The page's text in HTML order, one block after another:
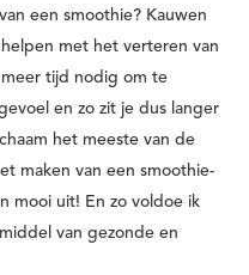
een smoothie? Kauwen
met het verteren van
tijd nodig om te
en zo zit je dus langer
het meeste van de
maken van een smoothie-
mooi uit! En zo voldoe ik
van gezonde en